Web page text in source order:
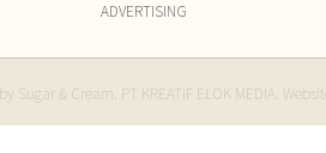
ADVERTISING
Sugar & Cream. PT KREATIF ELOK MEDIA.